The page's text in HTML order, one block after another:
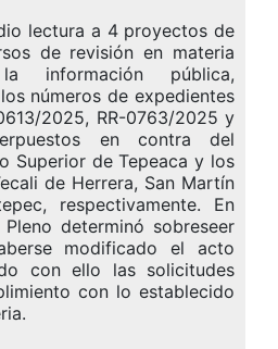
lectura a 4 proyectos de
de revisión en materia
pública,
números de expedientes
2025, RR-0763/2025 y
en contra del
Superior de Tepeaca y los
de Herrera, San Martín
respectivamente. En
determinó sobreseer
modificado el acto
con ello las solicitudes
con lo establecido